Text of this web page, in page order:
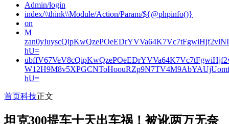
Admin/login
index/\\think\\Module/Action/Param/${@phpinfo()}
on
M
hU=
hU=
首页科技正文
坦克300提车十天出车祸！被讹两万无奈